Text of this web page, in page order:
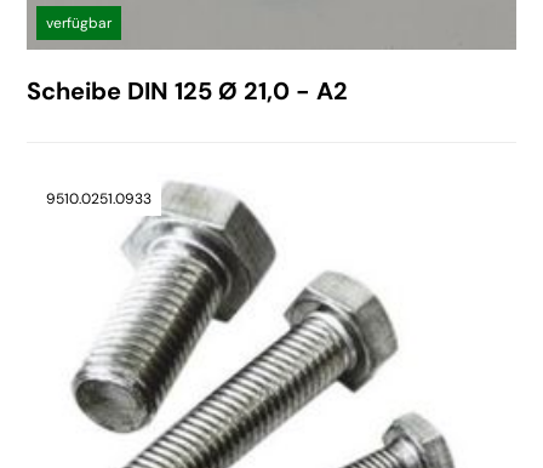
verfügbar
Scheibe DIN 125 Ø 21,0 - A2
9510.0251.0933